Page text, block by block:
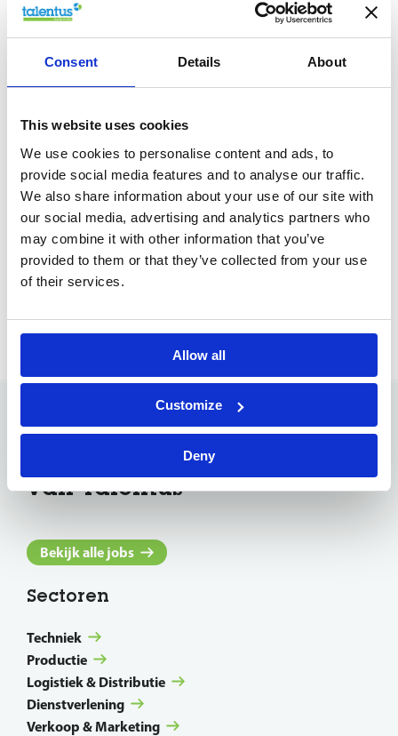
Consent Details About
This website uses cookies
We use cookies to personalise content and ads, to
provide social media features and to analyse our traffic.
We also share information about your use of our site with
our social media, advertising and analytics partners who
may combine it with other information that you’ve
provided to them or that they’ve collected from your use
of their services.
Allow all
Customize
Deny
1.
jij vertelt ons wie je bent, wat je
tijd om je écht te leren kennen.
Testing
kaart waar
hoe je
specialismen
van Talentus
Bekijk alle jobs
Sectoren
Techniek
Productie
Logistiek & Distributie
Dienstverlening
Verkoop & Marketing